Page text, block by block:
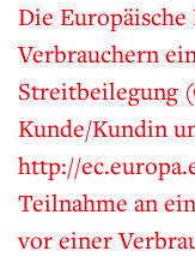
Die
Verbrauchern
Streitbeilegung
Kunde/Kundin
http://
Teilnahme an
vor einer